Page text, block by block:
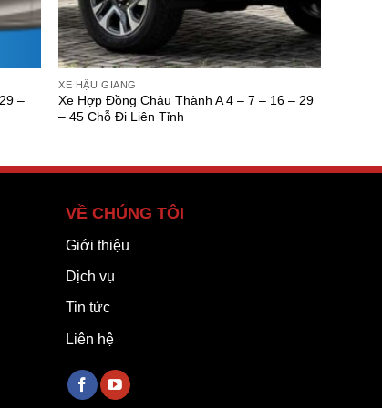
–
XE HẬU GIANG
Xe Hợp Đồng Châu Thành A 4 – 7 – 16 – 29
– 45 Chỗ Đi Liên Tỉnh
VỀ CHÚNG TÔI
Giới thiệu
Dịch vụ
Tin tức
Liên hệ